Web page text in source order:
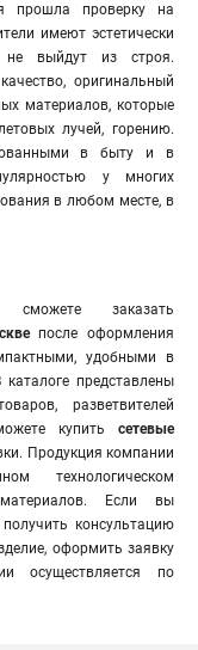
прошла проверку на
имеют эстетически
не выйдут из строя.
оригинальный
материалов, которые
лучей, горению.
в быту и в
у многих
в любом месте, в
заказать
после оформления
удобными в
представлены
разветвителей
купить сетевые
Продукция компании
технологическом
материалов. Если вы
консультацию
оформить заявку
осуществляется по